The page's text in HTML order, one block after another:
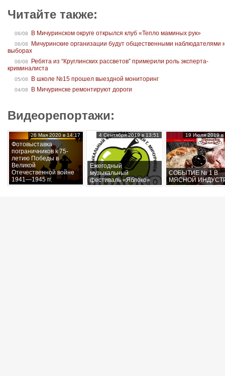
Читайте также:
06/08 В Мичуринском округе открылся клуб «Тепло маминых рук»
06/08
Мичуринские организации будут общественными наблюдателями
выборах
06/08
Ребята из “Круглинских рассветов” примерили роль эксперта-
криминалиста
05/08 В школе №15 прошел выездной мониторинг
04/08 В Мичуринске ремонтируют дороги
Видеорепортажи:
Фотовыставка
пограничников к 75-
летию Победы в
Великой
Отечественной войне
1941—1945 гг.
26 Мая 2020 в 14:17
Ежегодный
музыкальный
фестиваль «Яблоко»
4 Сентября 2019 в 13:51
СОБЫТИЕ № 1 В
МЯСНОЙ
19 Июля 2019 в